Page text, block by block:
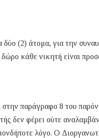
(2) άτομα, για την
κάθε νικητή είναι
παράγραφο 8 του
δεν φέρει ούτε
λόγο. Ο